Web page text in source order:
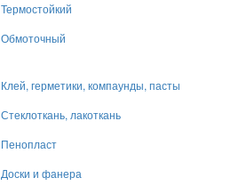
Термостойкий
Обмоточный
Клей, герметики, компаунды, пасты
Стеклоткань, лакоткань
Пенопласт
Доски и фанера